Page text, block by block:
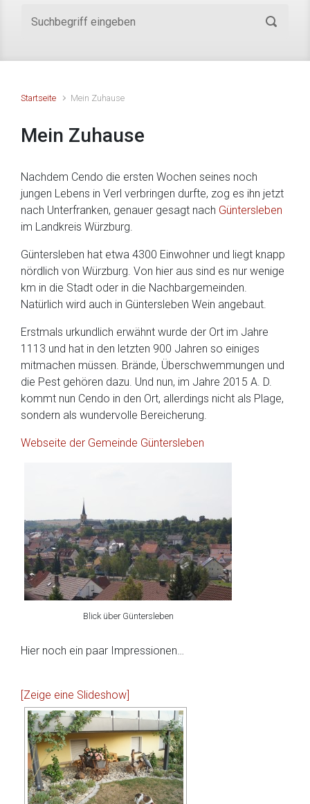
Startseite Mein Zuhause
Mein Zuhause
Nachdem Cendo die ersten Wochen seines noch
jungen Lebens in Verl verbringen durfte, zog es ihn jetzt
nach Unterfranken, genauer gesagt nach Güntersleben
im Landkreis Würzburg.
Güntersleben hat etwa 4300 Einwohner und liegt knapp
nördlich von Würzburg. Von hier aus sind es nur wenige
km in die Stadt oder in die Nachbargemeinden.
Natürlich wird auch in Güntersleben Wein angebaut.
Erstmals urkundlich erwähnt wurde der Ort im Jahre
1113 und hat in den letzten 900 Jahren so einiges
mitmachen müssen. Brände, Überschwemmungen und
die Pest gehören dazu. Und nun, im Jahre 2015 A. D.
kommt nun Cendo in den Ort, allerdings nicht als Plage,
sondern als wundervolle Bereicherung.
Webseite der Gemeinde Güntersleben
Blick über Güntersleben
Hier noch ein paar Impressionen…
[Zeige eine Slideshow]